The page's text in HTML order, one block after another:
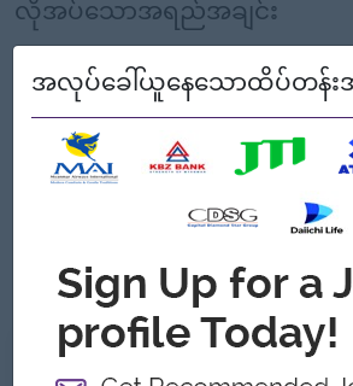
လိုအပ်သောအရည်အချင်း
Bachelor's degree in Logistics,
or a related field.
At least 5 years of experience in
supervisory experience preferred.
transportation, warehousing, and
team environment.
ကျွန်တော့်တို့ ဘာတွေကမ်းလှမ်းနိုင်
အလုပ်ခေါ်ယူနေသောထိပ်တန်းအ